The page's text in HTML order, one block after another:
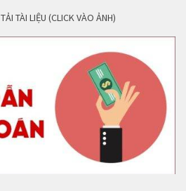
TÀI LIỆU (CLICK VÀO ẢNH)